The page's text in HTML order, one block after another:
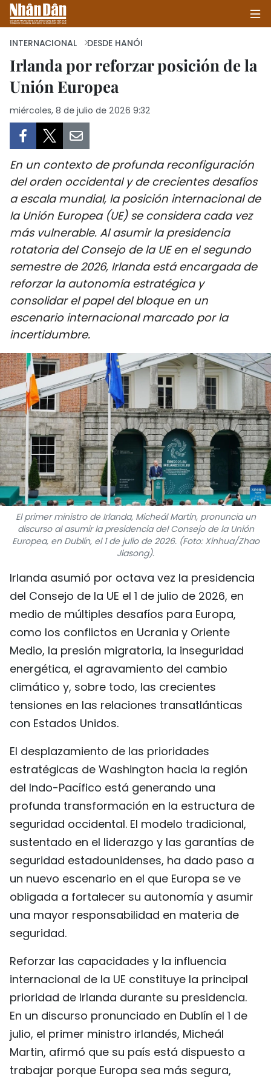
INICIO
POLÍTICA
SOCIEDAD
SALUD - MEDIO AMBIENTE
CULTURA - ENTRETENIMIENTO
INTERNACIONAL
DEPORTES
VIAJES
HISTORIAS MULTIMEDIA
FOTOGRAFÍA
¿QUIÉNES SOMOS?
TIẾNG VIỆT
ENGLISH
中文
FRANÇAIS
INTERNACIONAL DESDE HANÓI
Irlanda por reforzar posición de la
Unión Europea
miércoles, 8 de julio de 2026 9:32
En un contexto de profunda reconfiguración
del orden occidental y de crecientes desafíos
a escala mundial, la posición internacional de
la Unión Europea (UE) se considera cada vez
más vulnerable. Al asumir la presidencia
rotatoria del Consejo de la UE en el segundo
semestre de 2026, Irlanda está encargada de
reforzar la autonomía estratégica y
consolidar el papel del bloque en un
escenario internacional marcado por la
incertidumbre.
El primer ministro de Irlanda, Micheál Martin, pronuncia un
discurso al asumir la presidencia del Consejo de la Unión
Europea, en Dublín, el 1 de julio de 2026. (Foto: Xinhua/Zhao
Jiasong).
Irlanda asumió por octava vez la presidencia
del Consejo de la UE el 1 de julio de 2026, en
medio de múltiples desafíos para Europa,
como los conflictos en Ucrania y Oriente
Medio, la presión migratoria, la inseguridad
energética, el agravamiento del cambio
climático y, sobre todo, las crecientes
tensiones en las relaciones transatlánticas
con Estados Unidos.
El desplazamiento de las prioridades
estratégicas de Washington hacia la región
del Indo-Pacífico está generando una
profunda transformación en la estructura de
seguridad occidental. El modelo tradicional,
sustentado en el liderazgo y las garantías de
seguridad estadounidenses, ha dado paso a
un nuevo escenario en el que Europa se ve
obligada a fortalecer su autonomía y asumir
una mayor responsabilidad en materia de
seguridad.
Reforzar las capacidades y la influencia
internacional de la UE constituye la principal
prioridad de Irlanda durante su presidencia.
En un discurso pronunciado en Dublín el 1 de
julio, el primer ministro irlandés, Micheál
Martin, afirmó que su país está dispuesto a
trabajar porque Europa sea más segura,